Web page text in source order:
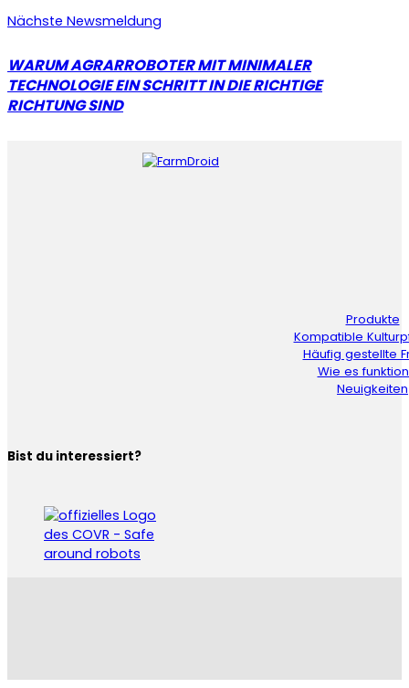
Nächste Newsmeldung
WARUM AGRARROBOTER MIT MINIMALER
TECHNOLOGIE EIN SCHRITT IN DIE RICHTIGE
RICHTUNG SIND
Produkte
Kompatible
Häufig gestellte
Wie es
Neuigkeiten
Bist du interessiert?